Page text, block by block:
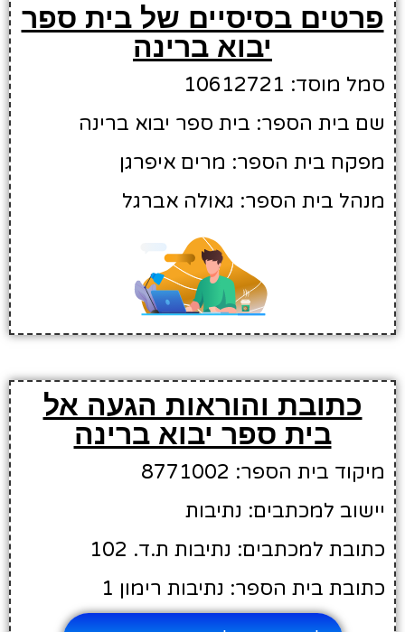
פרטים בסיסיים של בית ספר
יבוא ברינה
סמל מוסד: 10612721
שם בית הספר: בית ספר יבוא ברינה
מפקח בית הספר: מרים איפרגן
מנהל בית הספר: גאולה אברגל
כתובת והוראות הגעה אל
בית ספר יבוא ברינה
מיקוד בית הספר: 8771002
יישוב למכתבים: נתיבות
כתובת למכתבים: נתיבות ת.ד. 102
כתובת בית הספר: נתיבות רימון 1